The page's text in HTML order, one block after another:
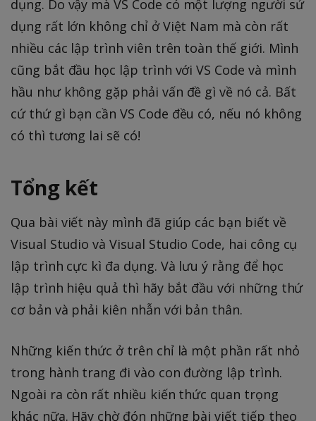
dụng. Do vậy mà VS Code có một lượng người sử
dụng rất lớn không chỉ ở Việt Nam mà còn rất
nhiều các lập trình viên trên toàn thế giới. Mình
cũng bắt đầu học lập trình với VS Code và mình
hầu như không gặp phải vấn đề gì về nó cả. Bất
cứ thứ gì bạn cần VS Code đều có, nếu nó không
có thì tương lai sẽ có!
Tổng kết
Qua bài viết này mình đã giúp các bạn biết về
Visual Studio và Visual Studio Code, hai công cụ
lập trình cực kì đa dụng. Và lưu ý rằng để học
lập trình hiệu quả thì hãy bắt đầu với những thứ
cơ bản và phải kiên nhẫn với bản thân.
Những kiến thức ở trên chỉ là một phần rất nhỏ
trong hành trang đi vào con đường lập trình.
Ngoài ra còn rất nhiều kiến thức quan trọng
khác nữa. Hãy chờ đón những bài viết tiếp theo